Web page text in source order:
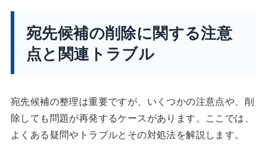
宛先候補の削除に関する注意
点と関連トラブル
宛先候補の整理は重要ですが、いくつかの注意点や、削
除しても問題が再発するケースがあります。ここでは、
よくある疑問やトラブルとその対処法を解説します。